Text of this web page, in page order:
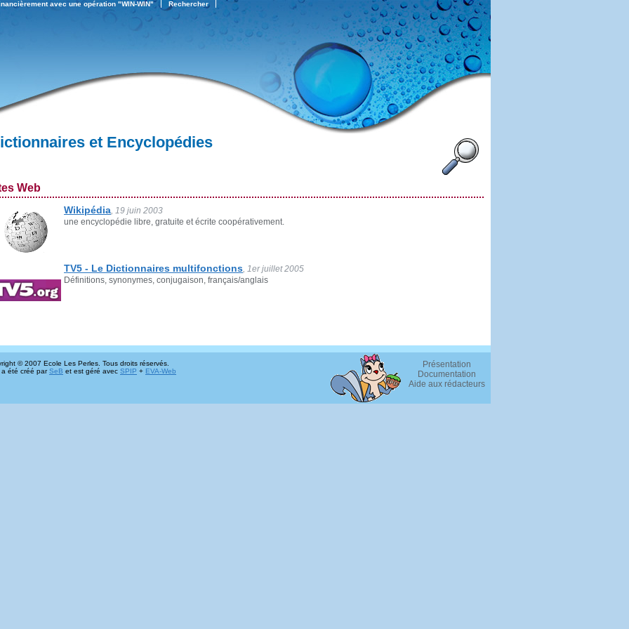
Rechercher
avec une opération "WIN-WIN"
et Encyclopédies
Web
Wikipédia, 19 juin 2003
une encyclopédie libre, gratuite et écrite coopérativement.
TV5 - Le Dictionnaires multifonctions, 1er juillet 2005
Définitions, synonymes, conjugaison, français/anglais
Présentation
Documentation
Aide aux rédacteurs
© 2007 Ecole Les Perles. Tous droits réservés.
a été créé parSeB et est géré avec SPIP + EVA-Web